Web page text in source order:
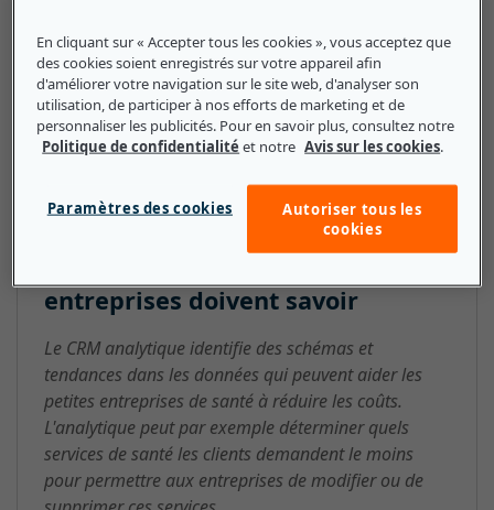
(facturation, marketing, ventes, service client, etc.) de
prendre de meilleures décisions en se basant sur les
données collectées.
CRM (Customer Relationship
Management) analytique : ce que
entreprises doivent savoir
Le CRM analytique identifie des schémas et
tendances dans les données qui peuvent aider les
petites entreprises de santé à réduire les coûts.
L'analytique peut par exemple déterminer quels
services de santé les clients demandent le moins
pour permettre aux entreprises de modifier ou de
En cliquant sur « Accepter tous les cookies », vous acceptez que
des cookies soient enregistrés sur votre appareil afin
d'améliorer votre navigation sur le site web, d'analyser son
utilisation, de participer à nos efforts de marketing et de
personnaliser les publicités. Pour en savoir plus, consultez notre
Politique de confidentialité et notre Avis sur les cookies.
Autoriser tous les
cookies
Paramètres des cookies